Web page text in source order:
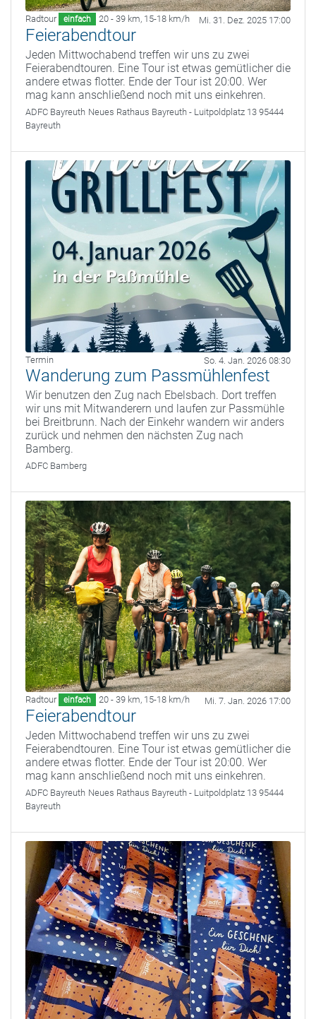
Radtour einfach 20 - 39 km, 15-18 km/h Mi. 31. Dez. 2025 17:00
Feierabendtour
Jeden Mittwochabend treffen wir uns zu zwei
Feierabendtouren. Eine Tour ist etwas gemütlicher die
andere etwas flotter. Ende der Tour ist 20:00. Wer
mag kann anschließend noch mit uns einkehren.
ADFC Bayreuth Neues Rathaus Bayreuth - Luitpoldplatz 13 95444
Bayreuth
Termin So. 4. Jan. 2026 08:30
Wanderung zum Passmühlenfest
Wir benutzen den Zug nach Ebelsbach. Dort treffen
wir uns mit Mitwanderern und laufen zur Passmühle
bei Breitbrunn. Nach der Einkehr wandern wir anders
zurück und nehmen den nächsten Zug nach
Bamberg.
ADFC Bamberg
Radtour einfach 20 - 39 km, 15-18 km/h Mi. 7. Jan. 2026 17:00
Feierabendtour
Jeden Mittwochabend treffen wir uns zu zwei
Feierabendtouren. Eine Tour ist etwas gemütlicher die
andere etwas flotter. Ende der Tour ist 20:00. Wer
mag kann anschließend noch mit uns einkehren.
ADFC Bayreuth Neues Rathaus Bayreuth - Luitpoldplatz 13 95444
Bayreuth